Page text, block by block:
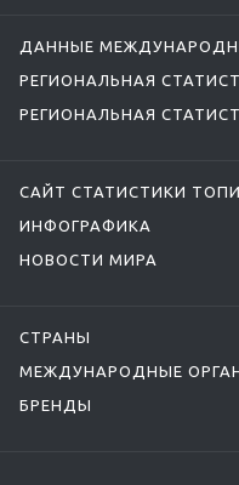
ДАННЫЕ
РЕГИОНАЛЬНАЯ
РЕГИОНАЛЬНАЯ
САЙТ СТАТИСТИКИ
ИНФОГРАФИКА
НОВОСТИ МИРА
СТРАНЫ
МЕЖДУНАРОДНЫЕ
БРЕНДЫ